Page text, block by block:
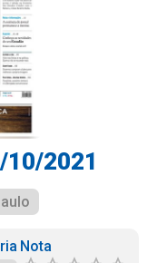
10/2021
Nota